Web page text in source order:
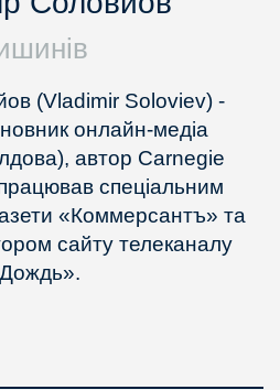
(Vladimir Soloviev) -
онлайн-медіа
автор Carnegie
спеціальним
«Коммерсантъ» та
сайту телеканалу